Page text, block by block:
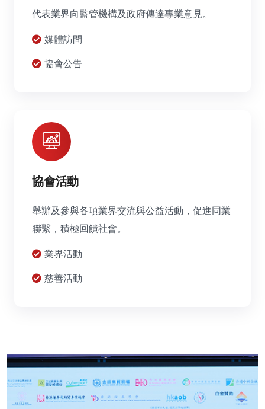
代表業界向監管機構及政府傳達專業意見。
媒體訪問
協會公告
協會活動
舉辦及參與各項業界交流與公益活動，促進同業
聯繫，積極回饋社會。
業界活動
慈善活動